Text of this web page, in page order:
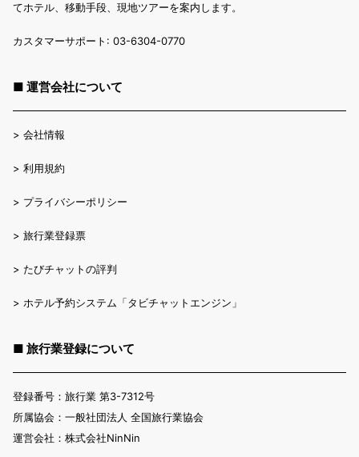
てホテル、移動手段、現地ツアーを案内します。
カスタマーサポート: 03-6304-0770
■ 運営会社について
> 会社情報
> 利用規約
> プライバシーポリシー
> 旅行業登録票
> たびチャットの評判
> ホテル予約システム「タビチャットエンジン」
■ 旅行業登録について
登録番号：旅行業 第3-7312号
所属協会：一般社団法人 全国旅行業協会
運営会社：株式会社NinNin